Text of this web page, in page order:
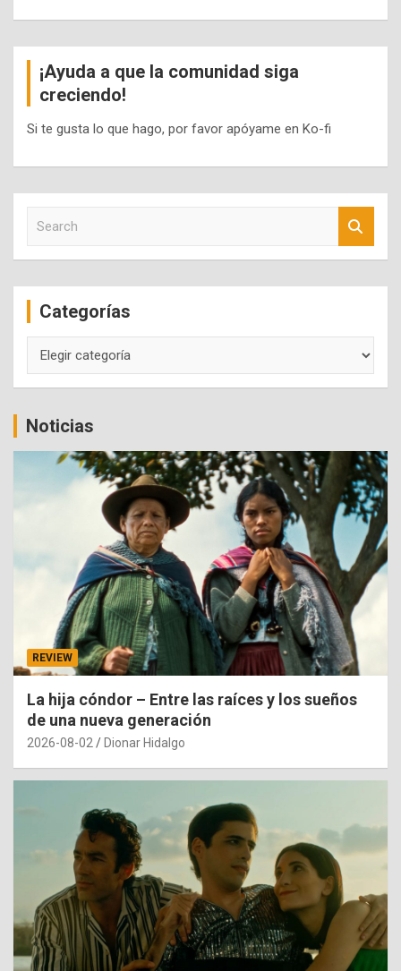
¡Ayuda a que la comunidad siga
creciendo!
Si te gusta lo que hago, por favor apóyame en Ko-fi
c
Categorías
Noticias
REVIEW
La hija cóndor – Entre las raíces y los sueños
de una nueva generación
2026-08-02 Dionar Hidalgo